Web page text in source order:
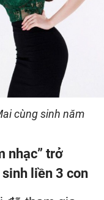
cùng sinh năm
nhạc” trở
liền 3 con